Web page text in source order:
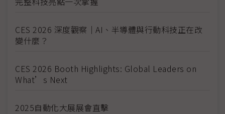
CES 2026 深度觀察｜AI、半導體與行動科技正在改
變什麼？
CES 2026 Booth Highlights: Global Leaders on
What’s Next
2025自動化大展展會直擊